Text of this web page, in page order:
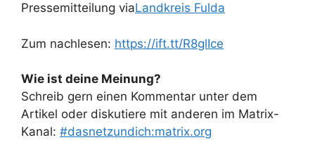
Pressemitteilung viaLandkreis Fulda
Zum nachlesen: https://ift.tt/R8glIce
Wie ist deine Meinung?
Schreib gern einen Kommentar unter dem
Artikel oder diskutiere mit anderen im Matrix-
Kanal: #dasnetzundich:matrix.org